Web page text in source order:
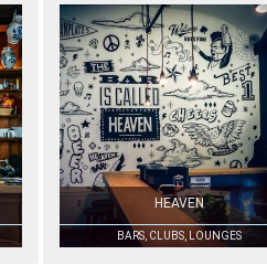
HEAVEN
BARS, CLUBS, LOUNGES